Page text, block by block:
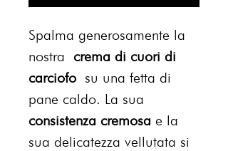
Spalma generosamente la
nostra crema di cuori di
carciofo su una fetta di
pane caldo. La sua
consistenza cremosa e la
sua delicatezza vellutata si